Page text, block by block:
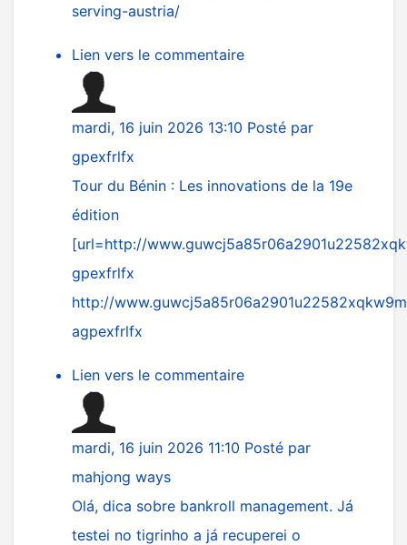
serving-austria/
Lien vers le commentaire
mardi, 16 juin 2026 13:10 Posté par
gpexfrlfx
Tour du Bénin : Les innovations de la 19e
édition
[url=http://
gpexfrlfx
http://
agpexfrlfx
Lien vers le commentaire
mardi, 16 juin 2026 11:10 Posté par
mahjong ways
Olá, dica sobre bankroll management. Já
testei no tigrinho a já recuperei o